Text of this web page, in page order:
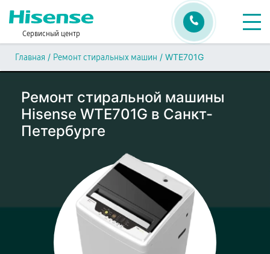
Сервисный центр
Главная / Ремонт стиральных машин / WTE701G
Ремонт стиральной машины
Hisense WTE701G в Санкт-
Петербурге